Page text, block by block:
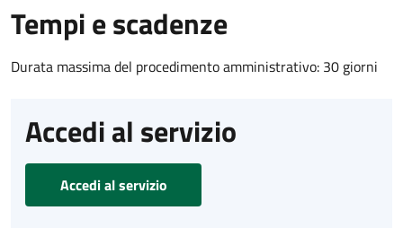
Tempi e scadenze
Durata massima del procedimento amministrativo: 30 giorni
Accedi al servizio
Accedi al servizio